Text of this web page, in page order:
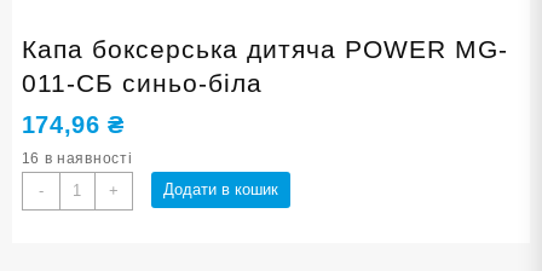
Капа боксерська дитяча POWER MG-
011-СБ синьо-біла
174,96₴
16 в наявності
-
Капа
боксерська
+ Додати в кошик